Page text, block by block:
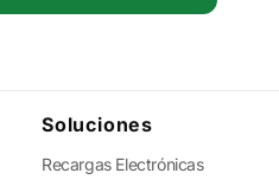
Soluciones
Recargas Electrónicas